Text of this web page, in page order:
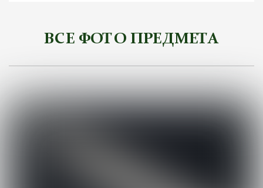
ВСЕ ФОТО ПРЕДМЕТА